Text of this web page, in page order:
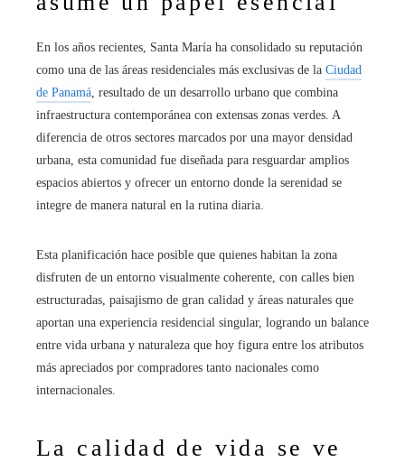
En los años recientes, Santa María ha consolidado su reputación
como una de las áreas residenciales más exclusivas de la Ciudad
de Panamá , resultado de un desarrollo urbano que combina
infraestructura contemporánea con extensas zonas verdes. A
diferencia de otros sectores marcados por una mayor densidad
urbana, esta comunidad fue diseñada para resguardar amplios
espacios abiertos y ofrecer un entorno donde la serenidad se
integre de manera natural en la rutina diaria.
Esta planificación hace posible que quienes habitan la zona
disfruten de un entorno visualmente coherente, con calles bien
estructuradas, paisajismo de gran calidad y áreas naturales que
aportan una experiencia residencial singular, logrando un balance
entre vida urbana y naturaleza que hoy figura entre los atributos
más apreciados por compradores tanto nacionales como
internacionales.
La calidad de vida se ve